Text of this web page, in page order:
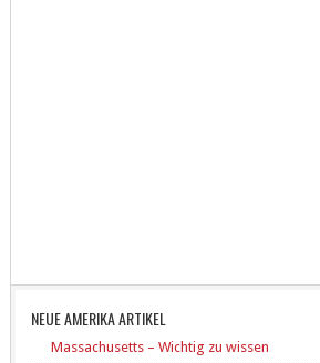
NEUE AMERIKA ARTIKEL
Massachusetts – Wichtig zu wissen